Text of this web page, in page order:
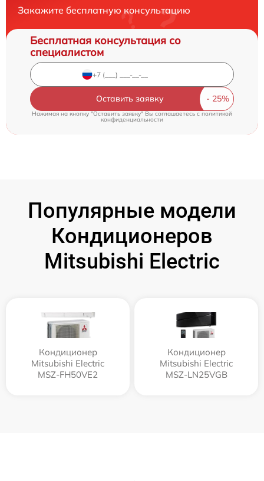
Закажите бесплатную консультацию
Бесплатная консультация со
специалистом
Оставить заявку
Нажимая на кнопку "Оставить заявку" Вы соглашаетесь c политикой
конфиденциальности
Популярные модели
Кондиционеров
Mitsubishi Electric
Кондиционер
Mitsubishi Electric
MSZ-FH50VE2
Кондиционер
Mitsubishi Electric
MSZ-LN25VGB